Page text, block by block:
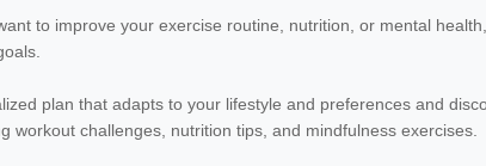
to improve your exercise routine, nutrition, or mental
plan that adapts to your lifestyle and preferences and
workout challenges, nutrition tips, and mindfulness exercises.